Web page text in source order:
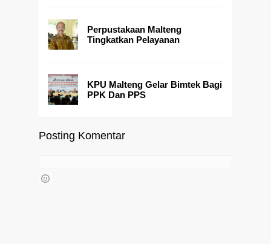
Perpustakaan Malteng
Tingkatkan Pelayanan
KPU Malteng Gelar Bimtek Bagi
PPK Dan PPS
Posting Komentar